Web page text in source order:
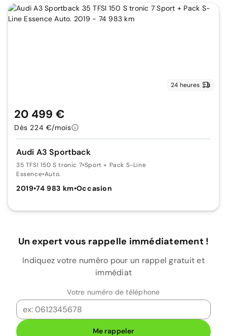
24 heures
Audi A3 Sportback
35 TFSI 150 S tronic 7•Sport + Pack S-Line
Essence•Auto.
2019•74 983 km•Occasion
20 499 €
Dès 224 €/mois
Un expert vous rappelle immédiatement !
Indiquez votre numéro pour un rappel gratuit et
immédiat
Votre numéro de téléphone
Me rappeler